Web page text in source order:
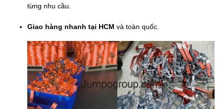
từng nhu cầu.
Giao hàng nhanh tại HCM và toàn quốc.